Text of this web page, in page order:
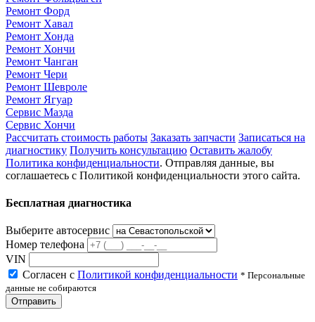
Ремонт Форд
Ремонт Хавал
Ремонт Хонда
Ремонт Хончи
Ремонт Чанган
Ремонт Чери
Ремонт Шевроле
Ремонт Ягуар
Сервис Мазда
Сервис Хончи
Рассчитать стоимость работы Заказать запчасти Записаться на
диагностику Получить консультацию Оставить жалобу
Политика конфиденциальности. Отправляя данные, вы
соглашаетесь с Политикой конфиденциальности этого сайта.
Бесплатная диагностика
Выберите автосервис
Номер телефона
VIN
Согласен с Политикой конфиденциальности * Персональные
данные не собираются
Отправить